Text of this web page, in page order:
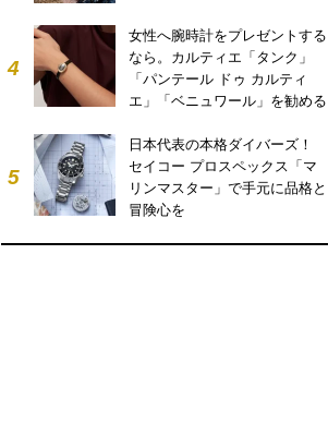
4
女性へ腕時計をプレゼントする
なら。カルティエ「タンク」
「パンテール ドゥ カルティ
エ」「ベニュワール」を勧める
5
日本代表の本格ダイバーズ！
セイコー プロスペックス「マ
リンマスター」で手元に品格と
冒険心を